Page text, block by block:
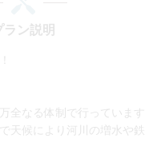
ラン説明
なる体制で行っていま
天候により河川の増水や